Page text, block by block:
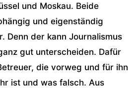
und Moskau. Beide
und eigenständig
Denn der kann Journalismus
gut unterscheiden. Dafür
die vorweg und für ihn
ist und was falsch. Aus